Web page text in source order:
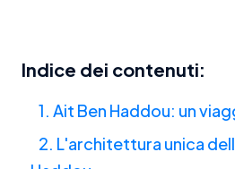
Indice dei contenuti:
1. Ait Ben Haddou: un
2. L'architettura unica